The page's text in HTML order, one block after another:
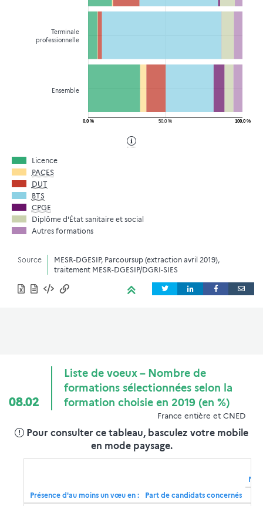
50,0 %
0,0 % 100,0 %
Terminale
professionnelle
Ensemble
Licence
PACES
DUT
BTS
CPGE
Diplôme d'État sanitaire et social
Autres formations
Source
MESR-DGESIP, Parcoursup (extraction avril 2019),
traitement MESR-DGESIP/DGRI-SIES
08.02
Liste de voeux – Nombre de
formations sélectionnées selon la
formation choisie en 2019 (en %)
France entière et CNED
Pour consulter ce tableau, basculez votre mobile
en mode paysage.
Présence d'au moins un vœu en : Part de candidats concernés